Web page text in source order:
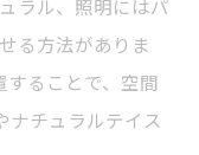
ラル、照明にはパ
る方法がありま
することで、空間
ナチュラルテイス